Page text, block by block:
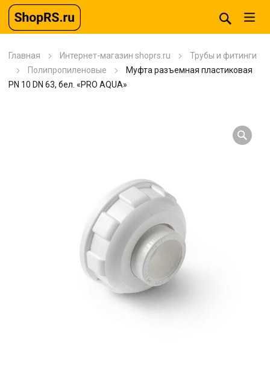
Главная Интернет-магазин shoprs.ru
Трубы и фитинги
Полипропиленовые
Муфта разъемная пластиковая
PN 10 DN 63, бел. «PRO AQUA»